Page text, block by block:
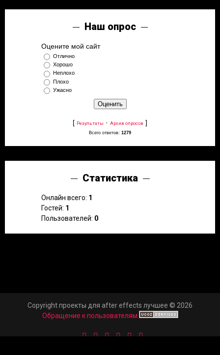
Наш опрос
Оцените мой сайт
Отлично
Хорошо
Неплохо
Плохо
Ужасно
[ Результаты · Архив опросов ]
Всего ответов: 1279
Статистика
Онлайн всего: 1
Гостей: 1
Пользователей: 0
Copyright проекты для after effects лучшее © 2026
Обращение к пользователям